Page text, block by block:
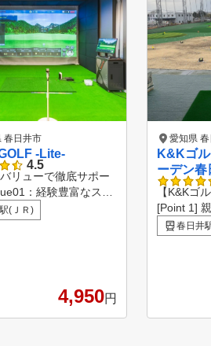
春日井市
-Lite-
4.5
バリューで徹底サポー
：経験豊富なスタ
様一人ひとりに合わ
ーニングやアドバイス
ョン トレーニング後
りとフォロー致します
(ＪＲ)
4,950円
愛知県
K&Kゴ
ーデン春
【K&Kゴ
[Point 1]
も気軽にすぐ
レッスン
則、ゴル
春日井